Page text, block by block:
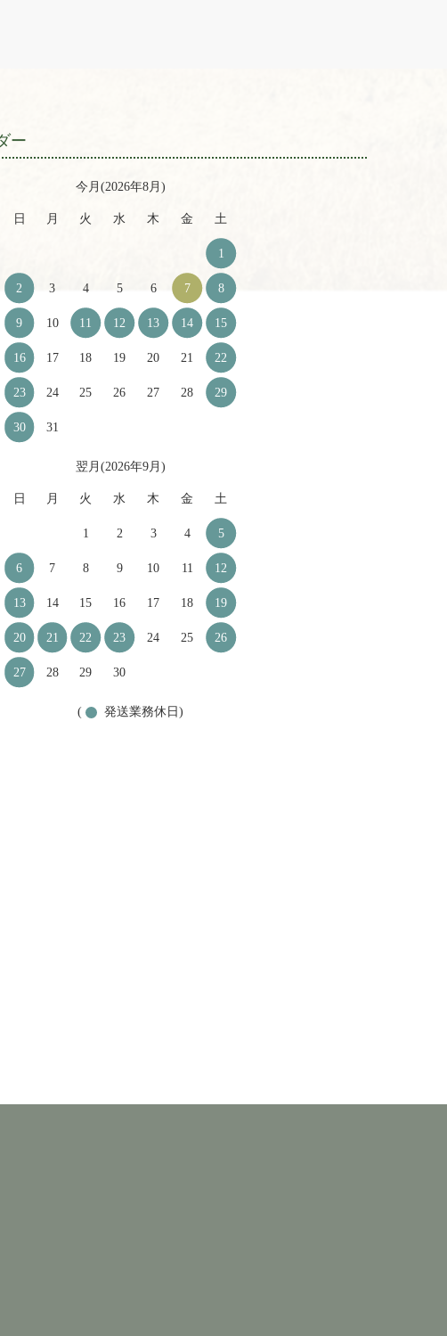
ー
今月(2026年8月)
日 月 火 水 木 金 土
1
2 3 4 5 6 7 8
9 10 11 12 13 14 15
16 17 18 19 20 21 22
23 24 25 26 27 28 29
30 31
翌月(2026年9月)
日 月 火 水 木 金 土
1 2 3 4 5
6 7 8 9 10 11 12
13 14 15 16 17 18 19
20 21 22 23 24 25 26
27 28 29 30
( 発送業務休日)